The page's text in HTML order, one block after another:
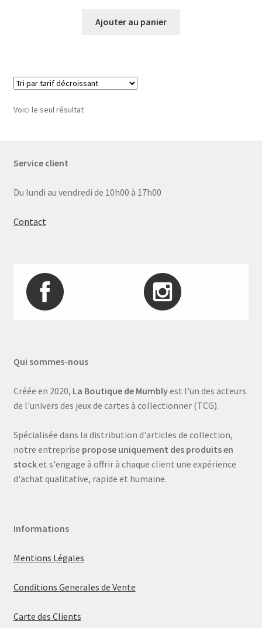
Ajouter au panier
Voici le seul résultat
Service client
Du lundi au vendredi de 10h00 à 17h00
Contact
Qui sommes-nous
Créée en 2020, La Boutique de Mumblyest l'un des acteurs
de l'univers des jeux de cartes à collectionner (TCG).
Spécialisée dans la distribution d'articles de collection,
notre entreprise propose uniquement des produits en
stocket s'engage à offrir à chaque client une expérience
d'achat qualitative, rapide et humaine.
Informations
Mentions Légales
Conditions Generales de Vente
Carte des Clients